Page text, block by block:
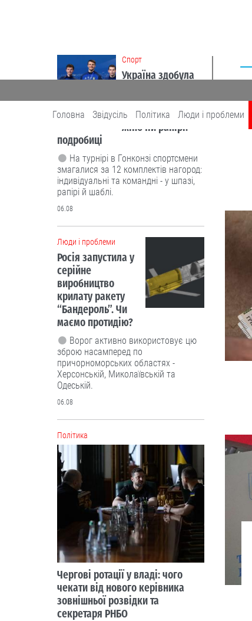
Головна Звідусіль Політика Люди і проблеми
СПЕЦТЕМА
Cпорт
Україна здобула
медаль
чемпіонату світу в
жіночій рапірі:
подробиці
На турнірі в Гонконзі спортсмени
змагалися за 12 комплектів нагород:
індивідуальні та командні - у шпазі,
рапірі й шаблі.
06.08
Люди і проблеми
Росія запустила у
серійне
виробництво
крилату ракету
“Бандероль”. Чи
маємо протидію?
Ворог активно використовує цю
зброю насамперед по
причорноморських областях -
Херсонській, Миколаївській та
Одеській.
06.08
Політика
Чергові ротації у владі: чого
чекати від нового керівника
зовнішньої розвідки та
секретаря РНБО